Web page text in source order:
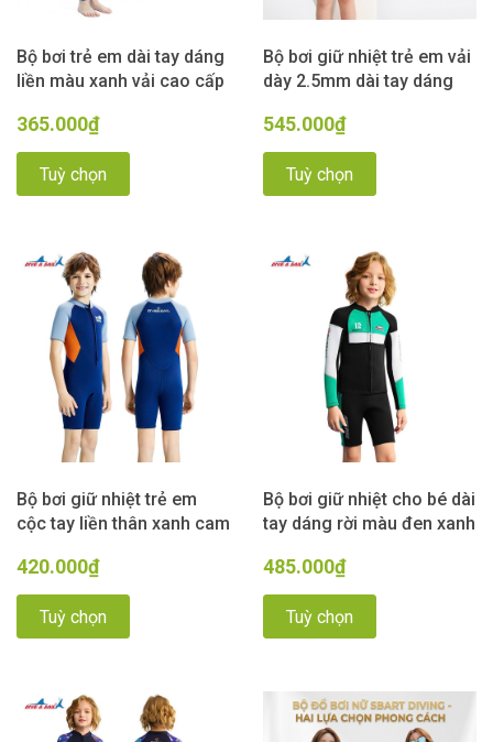
Bộ bơi trẻ em dài tay dáng
liền màu xanh vải cao cấp
UPF 50++ Dive & Sail
365.000₫
Tuỳ chọn
Bộ bơi giữ nhiệt trẻ em vải
dày 2.5mm dài tay dáng
Sail
545.000₫
Tuỳ chọn
Bộ bơi giữ nhiệt trẻ em
cộc tay liền thân xanh cam
420.000₫
Tuỳ chọn
Bộ bơi giữ nhiệt cho bé dài
tay dáng rời màu đen xanh
Sail
485.000₫
Tuỳ chọn